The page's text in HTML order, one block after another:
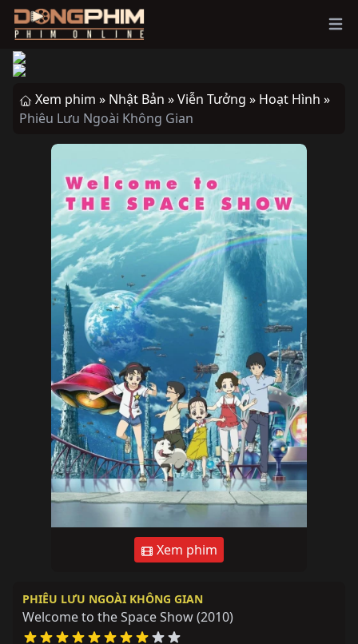
Xem phim » Nhật Bản »Viễn Tưởng » Hoạt Hình »
Phiêu Lưu Ngoài Không Gian
Xem phim
PHIÊU LƯU NGOÀI KHÔNG GIAN
Welcome to the Space Show(2010)